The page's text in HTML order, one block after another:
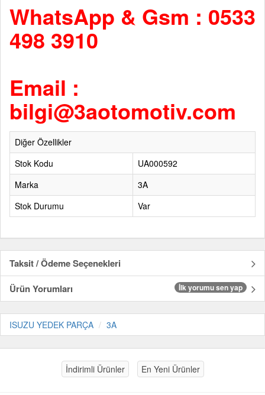
WhatsApp & Gsm : 0533
498 3910
Email :
bilgi@3aotomotiv.com
Diğer Özellikler
Stok Kodu
UA000592
Marka
3A
Stok Durumu
Var
Taksit / Ödeme Seçenekleri
Ürün Yorumları
İlk yorumu sen yap
ISUZU YEDEK PARÇA 3A
İndirimli Ürünler En Yeni Ürünler